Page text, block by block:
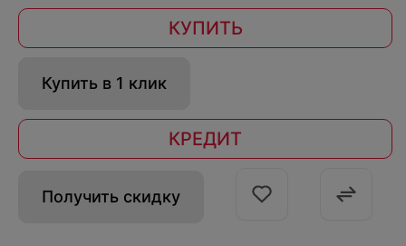
КУПИТЬ
Купить в 1 клик
КРЕДИТ
Получить скидку